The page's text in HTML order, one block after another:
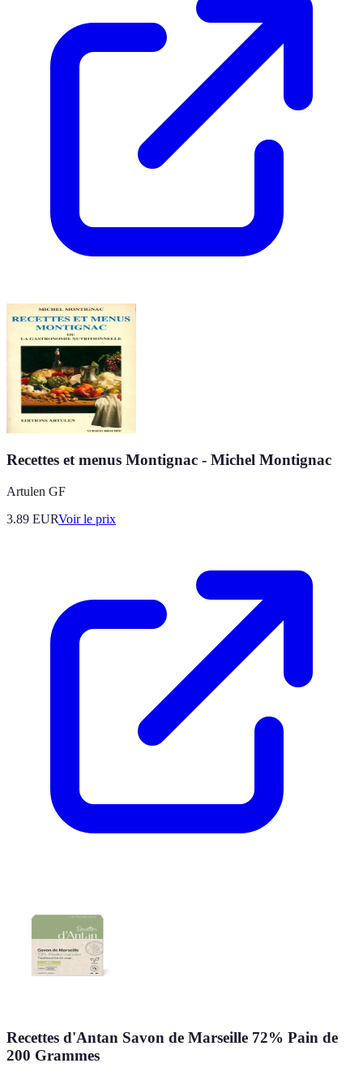
Recettes et menus Montignac - Michel Montignac
Artulen GF
3.89 EURVoir le prix
Recettes d'Antan Savon de Marseille 72% Pain de
200 Grammes